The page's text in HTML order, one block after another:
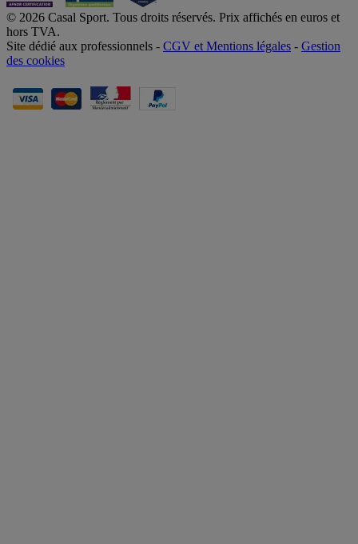
© 2026 Casal Sport. Tous droits réservés. Prix affichés en euros et
hors TVA.
Site dédié aux professionnels - CGV et Mentions légales - Gestion
des cookies